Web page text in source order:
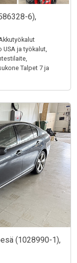
6),
USA ja työkalut,
Talpet 7 ja
(1028990-1),